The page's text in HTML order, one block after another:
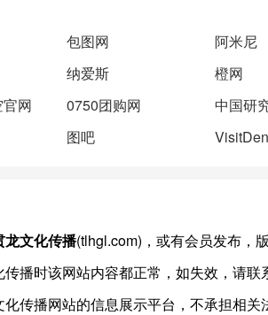
包图网 阿米尼
纳爱斯 橙网
网 0750团购网 中国研
图吧
龙文化传播(tlhgl.com)，或有会员发布，
播时该网站内容都正常，如失效，请联
传播网站的信息展示平台，不承担相关